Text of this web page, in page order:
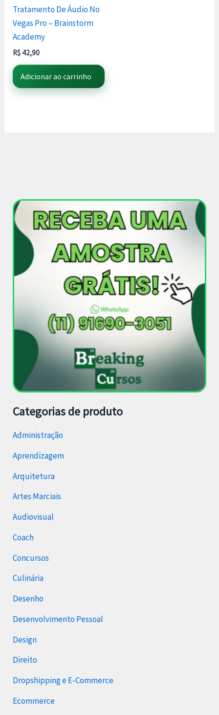
Tratamento De Áudio No
Vegas Pro – Brainstorm
Academy
R$ 42,90
Adicionar ao carrinho
Categorias de produto
Administração
Aprendizagem
Arquitetura
Artes Marciais
Audiovisual
Coach
Concursos
Culinária
Desenho
Desenvolvimento Pessoal
Design
Direito
Dropshipping e E-Commerce
Ecommerce